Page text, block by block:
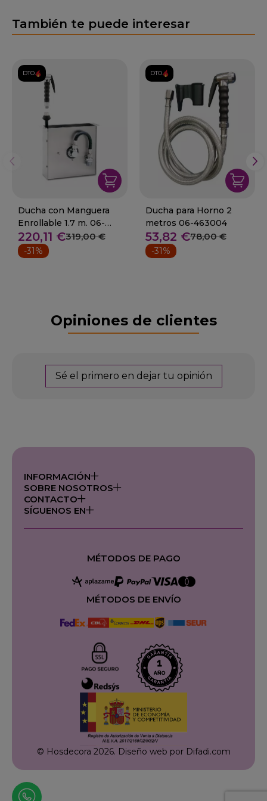
También te puede interesar
DTO.
Ducha con Manguera
Enrollable 1.7 m. 06-
463008
220,11 €319,00 €
-31%
DTO.
Ducha para Horno 2
metros 06-463004
53,82 €78,00 €
-31%
Opiniones de clientes
Sé el primero en dejar tu opinión
INFORMACIÓN
SOBRE NOSOTROS
CONTACTO
SÍGUENOS EN
MÉTODOS DE PAGO
MÉTODOS DE ENVÍO
© Hosdecora 2026. Diseño web por Difadi.com